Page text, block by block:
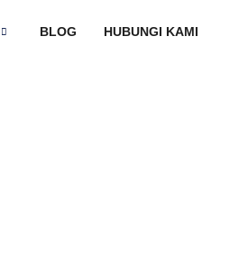
BLOG HUBUNGI KAMI